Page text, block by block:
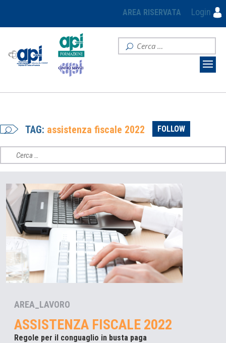
AREA RISERVATA Login
TAG: assistenza fiscale 2022 FOLLOW
AREA_LAVORO
ASSISTENZA FISCALE 2022
Regole per il conguaglio in busta paga